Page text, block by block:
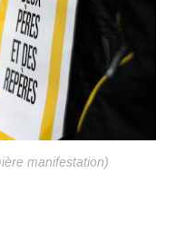
manifestation)